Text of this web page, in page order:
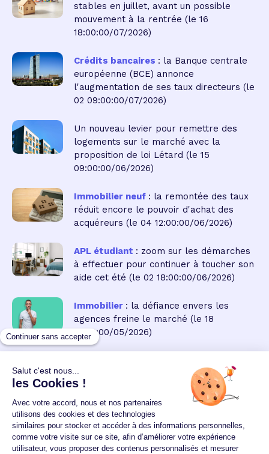
stables en juillet, avant un possible
mouvement à la rentrée (le 16
18:00:00/07/2026)
Crédits bancaires : la Banque centrale
européenne (BCE) annonce
l'augmentation de ses taux directeurs (le
02 09:00:00/07/2026)
Un nouveau levier pour remettre des
logements sur le marché avec la
proposition de loi Létard (le 15
09:00:00/06/2026)
Immobilier neuf : la remontée des taux
réduit encore le pouvoir d'achat des
acquéreurs (le 04 12:00:00/06/2026)
APL étudiant : zoom sur les démarches
à effectuer pour continuer à toucher son
aide cet été (le 02 18:00:00/06/2026)
Immobilier : la défiance envers les
agences freine le marché (le 18
18:00:00/05/2026)
Un crédit vous engage et doit être remboursé.
Vérifiez vos capacités de remboursement avant de
vous engager.